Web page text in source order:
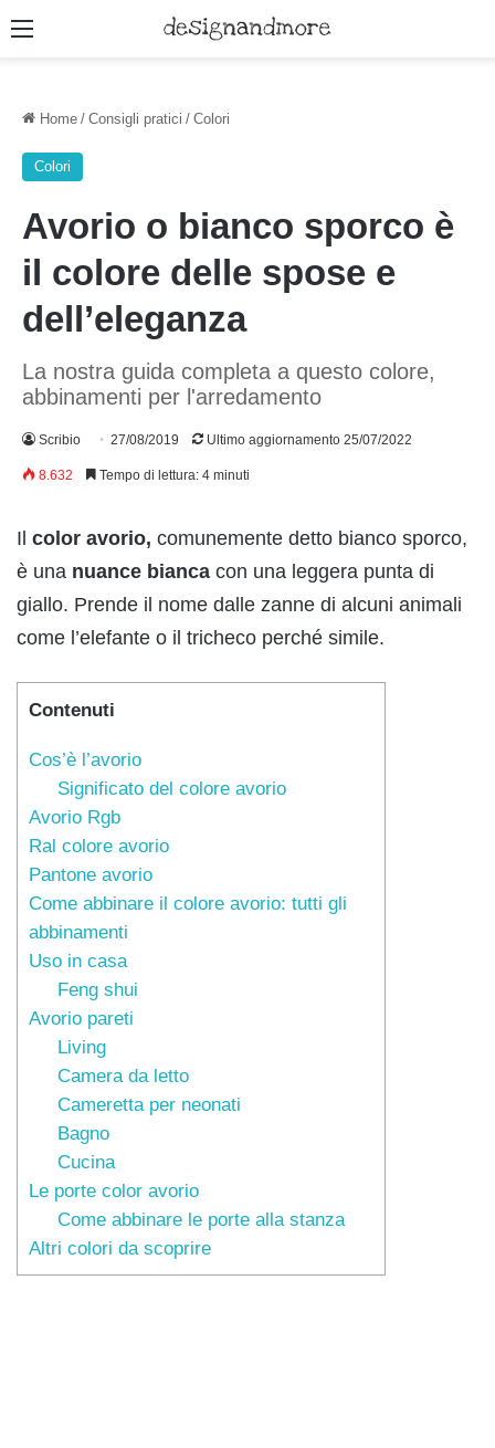
Menu
Home / Consigli pratici / Colori
Colori
Avorio o bianco sporco è
il colore delle spose e
dell’eleganza
La nostra guida completa a questo colore,
abbinamenti per l'arredamento
Scribio 27/08/2019 Ultimo aggiornamento 25/07/2022
8.632 Tempo di lettura: 4 minuti
Il color avorio, comunemente detto bianco sporco,
è una nuance bianca con una leggera punta di
giallo. Prende il nome dalle zanne di alcuni animali
come l’elefante o il tricheco perché simile.
Contenuti
Cos’è l’avorio
Significato del colore avorio
Avorio Rgb
Ral colore avorio
Pantone avorio
Come abbinare il colore avorio: tutti gli
abbinamenti
Uso in casa
Feng shui
Avorio pareti
Living
Camera da letto
Cameretta per neonati
Bagno
Cucina
Le porte color avorio
Come abbinare le porte alla stanza
Altri colori da scoprire